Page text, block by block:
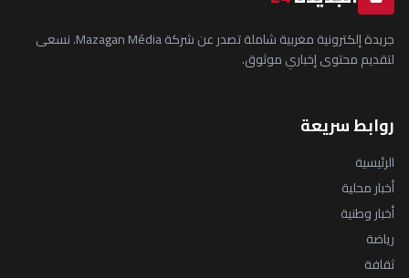
جريدة إلكترونية مغربية شاملة تصدر عن شركة Mazagan Média. نسعى
لتقديم محتوى إخباري موثوق.
روابط سريعة
الرئيسية
أخبار محلية
أخبار وطنية
رياضة
ثقافة